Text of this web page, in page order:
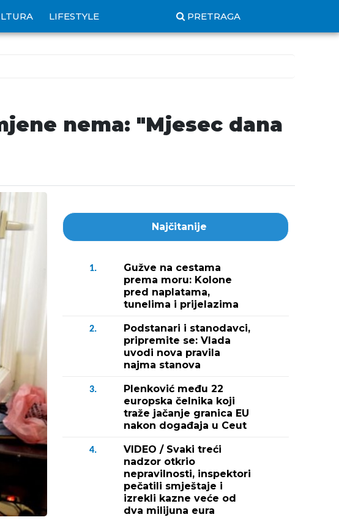
LIFESTYLE PRETRAGA
nema: "Mjesec dana
Najčitanije
1.
Gužve na cestama
prema moru: Kolone
pred naplatama,
tunelima i prijelazima
2.
Podstanari i stanodavci,
pripremite se: Vlada
uvodi nova pravila
najma stanova
3.
Plenković među 22
europska čelnika koji
traže jačanje granica EU
nakon događaja u Ceut
4.
VIDEO / Svaki treći
nadzor otkrio
nepravilnosti, inspektori
pečatili smještaje i
izrekli kazne veće od
dva milijuna eura